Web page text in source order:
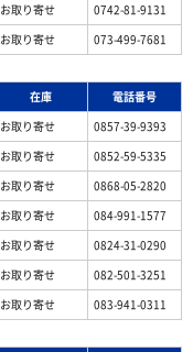
お取り寄せ
0742-81-9131
お取り寄せ 073-499-7681
在庫
電話番号
お取り寄せ
0857-39-9393
お取り寄せ
0852-59-5335
お取り寄せ
0868-05-2820
お取り寄せ
084-991-1577
お取り寄せ
0824-31-0290
お取り寄せ
082-501-3251
お取り寄せ 083-941-0311